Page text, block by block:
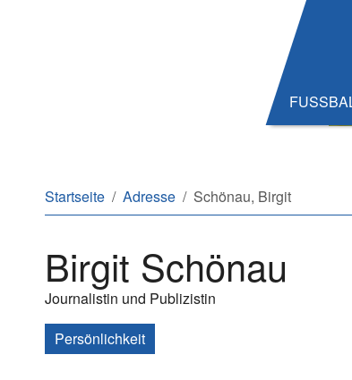
Sie sind hier:
Startseite Adresse Schönau, Birgit
Birgit Schönau
Journalistin und Publizistin
Persönlichkeit